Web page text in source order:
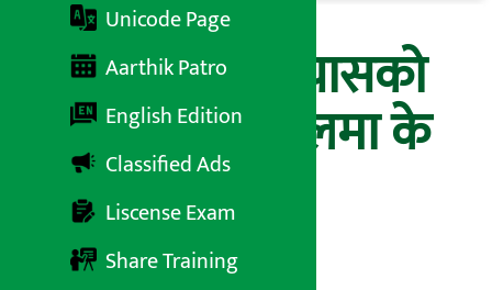
Unicode Page
Aarthik Patro
English Edition
Classified Ads
Liscense Exam
Share Training
भारतमा एलपी ग्यासको
मूल्य बढ्यो, नेपालमा के
होला ?